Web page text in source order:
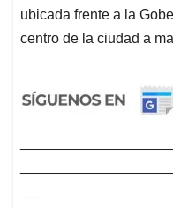
ubicada frente a la
centro de la ciudad a